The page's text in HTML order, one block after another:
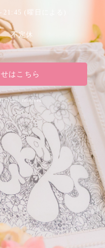
21:45 (曜日による)
不定休
はこちら
rights reserved